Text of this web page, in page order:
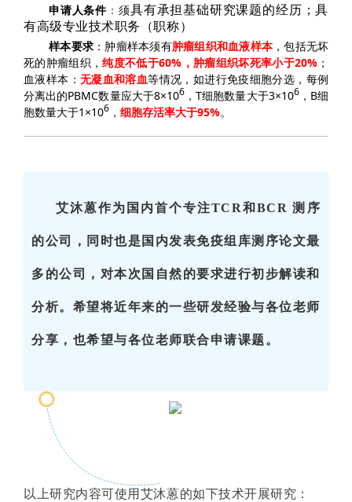
申请人条件 ： 须具有承担基础研究课题的经历；具
有高级专业技术职务（职称）
样本要求 ： 肿瘤样本须有肿瘤组织和血液样本，包括无坏
死的肿瘤组织，纯度不低于60% ，肿瘤组织坏死率小于20% ；
血液样本： 无凝血和溶血等情况，如进行免疫细胞分选，每例
分离出的PBMC数量应大于8×106，T细胞数量大于3×106， B细
胞数量大于1 ×106 ， 细胞存活率大于95%。
艾沐蒽作为国内首个专注TCR和BCR 测序
的公司，同时也是国内发表免疫组库测序论文最
多的公司，对本次国自然的要求进行初步解读和
分析。希望将近年来的一些研发经验与各位老师
分享，也希望与各位老师联合申请课题。
以上研究内容可使用艾沐蒽的如下技术开展研究：